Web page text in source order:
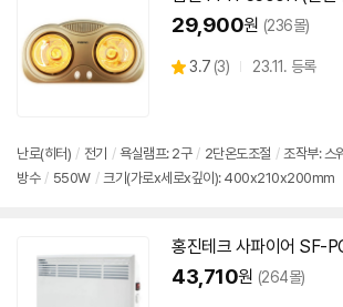
29,900원 (236몰)
별
3.7 (상
3) 23.11. 등록
난로(히터) / 전기 / 욕실램프: 2구 / 2단온도조절 / 조작부:스
방수 / 550W / 크기(가로x세로x깊이): 400x210x200mm
홍진테크 사파이어 SF-
43,710원 (264몰)